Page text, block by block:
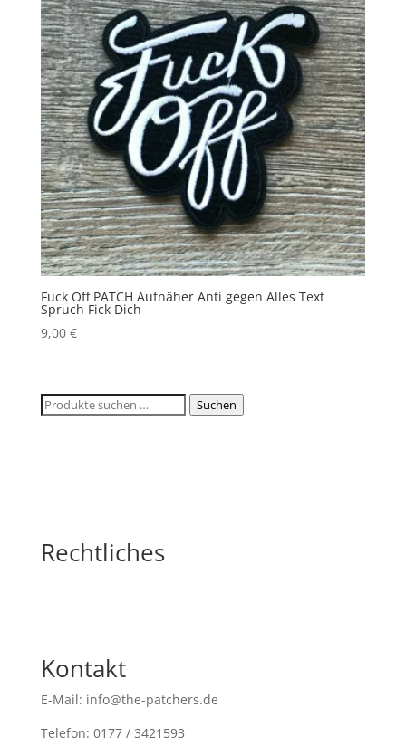
Fuck Off PATCH Aufnäher Anti gegen Alles Text
Spruch Fick Dich
9,00 €
Suchen
Suchen
Rechtliches
Kontakt
E-Mail: info@the-patchers.de
Telefon: 0177 / 3421593